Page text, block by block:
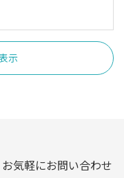
示
気軽にお問い合わせ